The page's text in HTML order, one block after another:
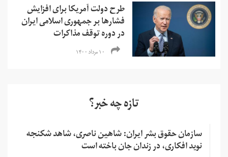
طرح دولت آمریکا برای افزایش
فشارها بر جمهوری اسلامی ایران
در دوره توقف مذاکرات
۱۰ مرداد ۱۴۰۰
تازه چه خبر؟
سازمان حقوق بشر ایران: شاهین ناصری، شاهد شکنجه
نوید افکاری، در زندان جان باخته است